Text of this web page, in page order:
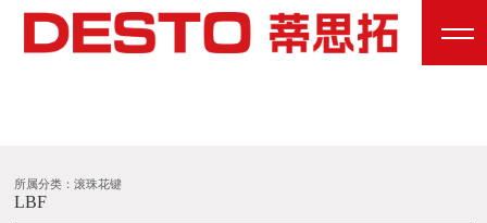
所属分类：滚珠花键
LBF